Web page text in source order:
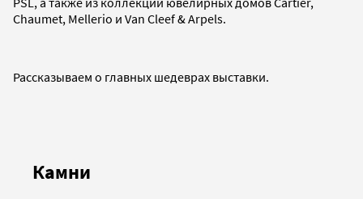
Chaumet, Mellerio и Van Cleef & Arpels.
Рассказываем о главных шедеврах выставки.
Камни